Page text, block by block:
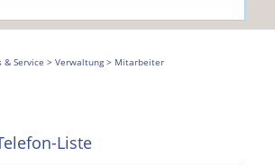
& Service > Verwaltung> Mitarbeiter
Liste